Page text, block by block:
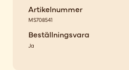
Artikelnummer
MS708541
Beställningsvara
Ja